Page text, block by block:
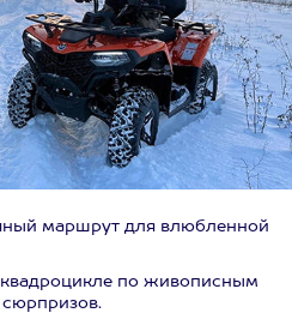
маршрут для влюбленной
по живописным